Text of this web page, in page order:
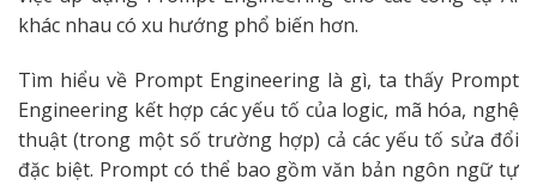
khác nhau có xu hướng phổ biến hơn.
Tìm hiểu về Prompt Engineering là gì, ta thấy Prompt
Engineering kết hợp các yếu tố của logic, mã hóa, nghệ
thuật (trong một số trường hợp) cả các yếu tố sửa đổi
đặc biệt. Prompt có thể bao gồm văn bản ngôn ngữ tự